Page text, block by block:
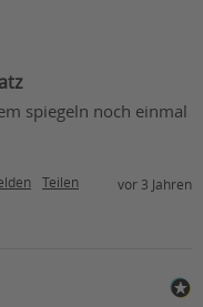
spiegeln noch einmal
Teilen vor 3 Jahren